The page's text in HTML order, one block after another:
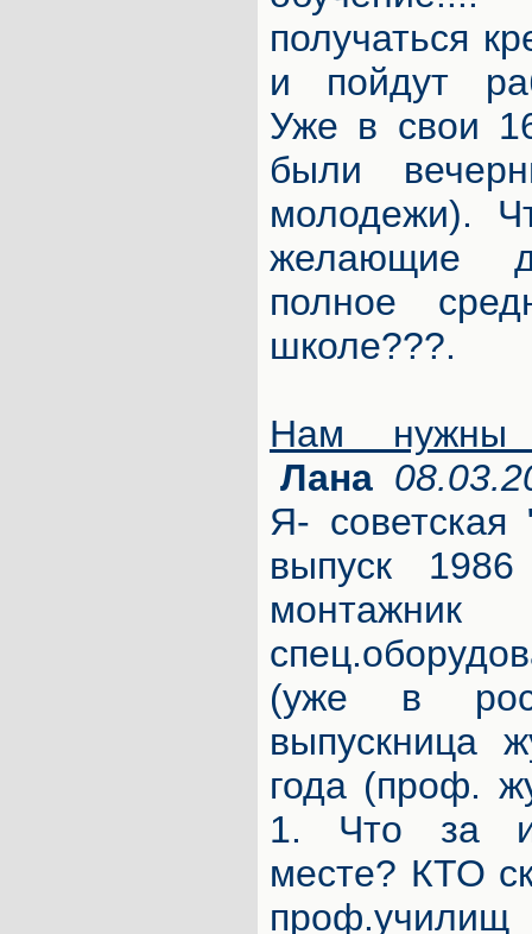
получаться
и пойдут
Уже в свои
были
молодежи).
желающие
полное
школе???.
Нам нужны
Лана
Я- советская
выпуск
(уже в
выпускница
года (проф.
1. Что за
месте? КТО